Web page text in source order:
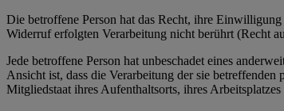
Die betroffene Person hat das Recht, ihre
Widerruf erfolgten Verarbeitung nicht berührt (Recht
Jede betroffene Person hat unbeschadet eines
Ansicht ist, dass die Verarbeitung der sie
Mitgliedstaat ihres Aufenthaltsorts, ihres